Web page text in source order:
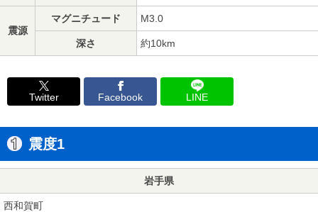
震源
マグニチュード M3.0
深さ 約10km
Twitter Facebook LINE
震度1
岩手県
西和賀町